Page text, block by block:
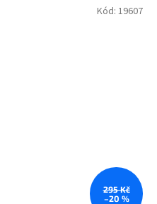
295 Kč
–20 %
Kód: 19607